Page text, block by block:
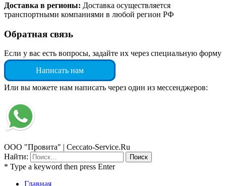
Доставка в регионы: Доставка осуществляется
транспортными компаниями в любой регион РФ
Обратная связь
Если у вас есть вопросы, задайте их через специальную форму
Написать нам
Или вы можете нам написать через один из мессенджеров:
ООО "Провита" | Ceccato-Service.Ru
Найти:
* Type a keyword then press Enter
Главная